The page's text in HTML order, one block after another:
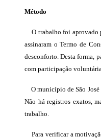
Método
O trabalho foi aprovado
assinaram o Termo de
desconforto. Desta forma,
com participação
O município de São José
Não há registros exatos,
trabalho.
Para verificar a